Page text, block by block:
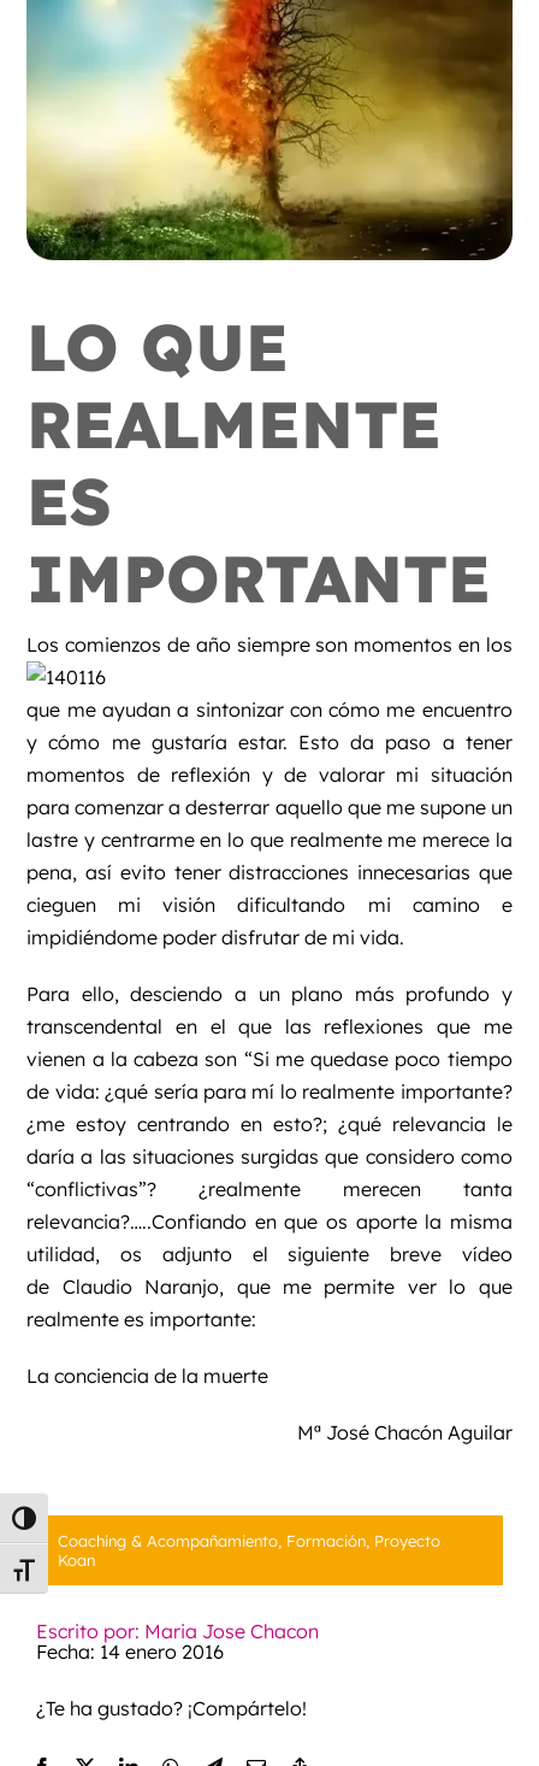
Alternar alto contraste
Alternar tamaño de letra
LO QUE
REALMENTE
ES
IMPORTANTE
Los comienzos de año siempre son momentos en los
que me ayudan a sintonizar con cómo me encuentro
y cómo me gustaría estar. Esto da paso a tener
momentos de reflexión y de valorar mi situación
para comenzar a desterrar aquello que me supone un
lastre y centrarme en lo que realmente me merece la
pena, así evito tener distracciones innecesarias que
cieguen mi visión dificultando mi camino e
impidiéndome poder disfrutar de mi vida.
Para ello, desciendo a un plano más profundo y
transcendental en el que las reflexiones que me
vienen a la cabeza son “Si me quedase poco tiempo
de vida: ¿qué sería para mí lo realmente importante?
¿me estoy centrando en esto?; ¿qué relevancia le
daría a las situaciones surgidas que considero como
“conflictivas”? ¿realmente merecen tanta
relevancia?…..Confiando en que os aporte la misma
utilidad, os adjunto el siguiente breve vídeo
de Claudio Naranjo, que me permite ver lo que
realmente es importante:
La conciencia de la muerte
Mª José Chacón Aguilar
Coaching & Acompañamiento, Formación, Proyecto
Koan
Escrito por: Maria Jose Chacon
Fecha: 14 enero 2016
¿Te ha gustado? ¡Compártelo!